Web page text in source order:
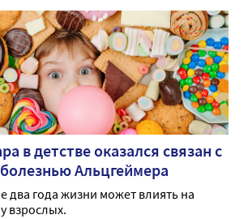
в детстве оказался связан с
Альцгеймера
два года жизни может влиять на
взрослых.